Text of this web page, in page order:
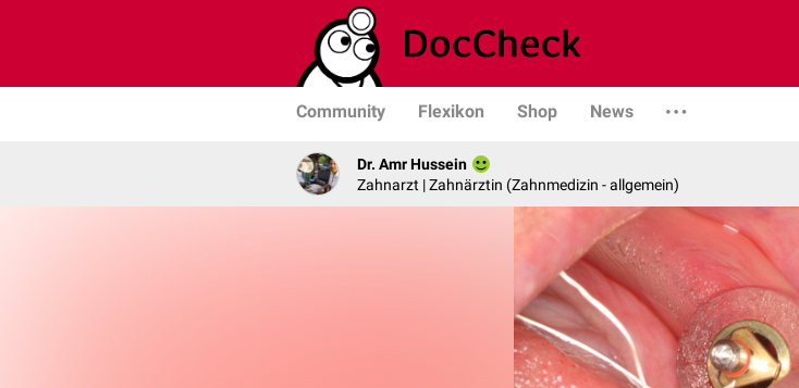
Community Flexikon Shop News
Dr. Amr Hussein
Zahnarzt | Zahnärztin (Zahnmedizin - allgemein)